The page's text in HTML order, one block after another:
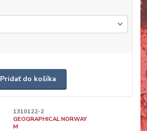
Pridať do košíka
1310122-2
GEOGRAPHICAL NORWAY
M